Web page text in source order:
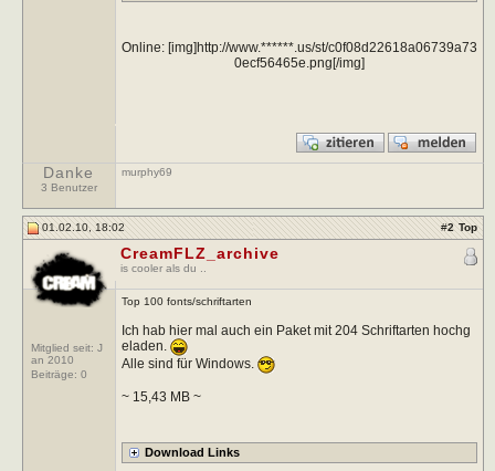
Online: [img]http://www.******.us/st/c0f08d22618a06739a73
0ecf56465e.png[/img]
Danke
3 Benutzer
murphy69
01.02.10, 18:02 #2 Top
Mitglied seit: J
an 2010
Beiträge: 0
CreamFLZ_archive
is cooler als du ..
Top 100 fonts/schriftarten
Ich hab hier mal auch ein Paket mit 204 Schriftarten hochg
eladen.
Alle sind für Windows.
~ 15,43 MB ~